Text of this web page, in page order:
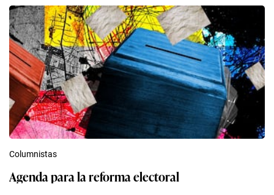
Columnistas
Agenda para la reforma electoral